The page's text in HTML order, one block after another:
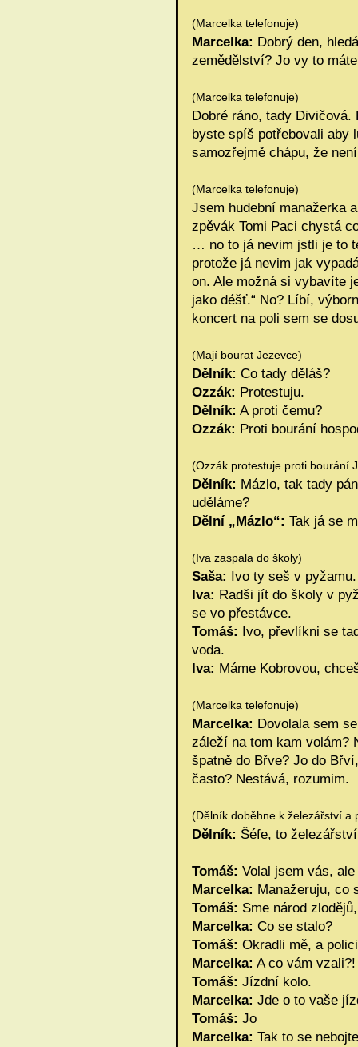
(Marcelka telefonuje)
Marcelka: Dobrý den,
zemědělství? Jo vy to
(Marcelka telefonuje)
Dobré ráno, tady
byste spíš potřebovali aby
samozřejmě chápu, že
(Marcelka telefonuje)
Jsem hudební manažerka
zpěvák Tomi Paci chystá
… no to já nevim jstli je to
protože já nevim jak
on. Ale možná si vybavíte
jako déšť.“ No? Líbí,
koncert na poli sem se
(Mají bourat Jezevce)
Dělník: Co tady děláš?
Ozzák: Protestuju.
Dělník: A proti čemu?
Ozzák: Proti bourání
(Ozzák protestuje proti bourání
Dělník: Mázlo, tak tady
uděláme?
Dělní „Mázlo“: Tak já se
(Iva zaspala do školy)
Saša: Ivo ty seš v pyžamu.
Iva: Radši jít do školy v
se vo přestávce.
Tomáš: Ivo, převlíkni se
voda.
Iva: Máme Kobrovou,
(Marcelka telefonuje)
Marcelka: Dovolala sem
záleží na tom kam volám?
špatně do Břve? Jo do
často? Nestává, rozumim.
(Dělník doběhne k železářství a
Dělník: Šéfe, to
Tomáš: Volal jsem vás,
Marcelka: Manažeruju, co
Tomáš: Sme národ
Marcelka: Co se stalo?
Tomáš: Okradli mě, a
Marcelka: A co vám vzali?!
Tomáš: Jízdní kolo.
Marcelka: Jde o to vaše
Tomáš: Jo
Marcelka: Tak to se